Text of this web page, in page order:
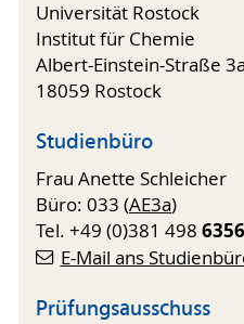
Universität Rostock
Institut für Chemie
Albert-Einstein-Straße 3a
18059 Rostock
Studienbüro
Frau Anette Schleicher
Büro: 033 (AE3a)
Tel. +49 (0)381 498 6356
E-Mail ans
Prüfungsausschuss